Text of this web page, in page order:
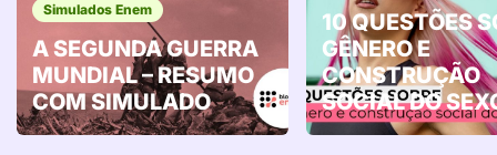
Simulados Enem
A SEGUNDA GUERRA
MUNDIAL – RESUMO
COM SIMULADO
10 QUESTÕES
GÊNERO E
CONSTRUÇÃO
SOCIAL DO